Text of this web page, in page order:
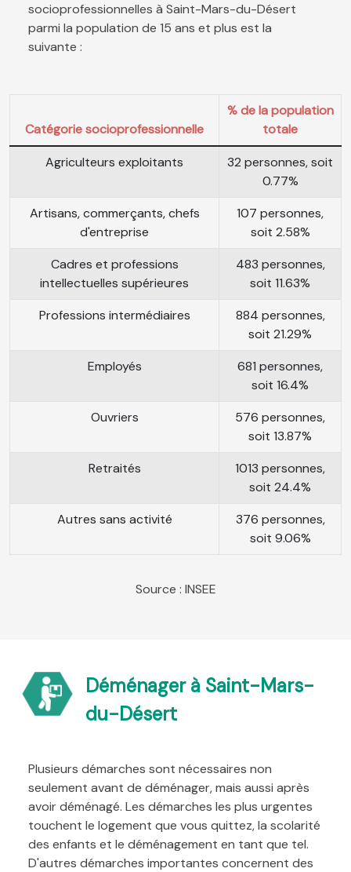
socioprofessionnelles à Saint-Mars-du-Désert
parmi la population de 15 ans et plus est la
suivante :
Catégorie socioprofessionnelle
% de la population
totale
Agriculteurs exploitants
32 personnes, soit
0.77%
Artisans, commerçants, chefs
d'entreprise
107 personnes,
soit 2.58%
Cadres et professions
intellectuelles supérieures
483 personnes,
soit 11.63%
Professions intermédiaires
884 personnes,
soit 21.29%
Employés
681 personnes,
soit 16.4%
Ouvriers
576 personnes,
soit 13.87%
Retraités
1013 personnes,
soit 24.4%
Autres sans activité
376 personnes,
soit 9.06%
Source : INSEE
Déménager à Saint-Mars-
du-Désert
Plusieurs démarches sont nécessaires non
seulement avant de déménager, mais aussi après
avoir déménagé. Les démarches les plus urgentes
touchent le logement que vous quittez, la scolarité
des enfants et le déménagement en tant que tel.
D'autres démarches importantes concernent des